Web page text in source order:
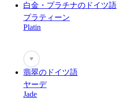
白金・プラチナのドイツ語
プラティーン
Platin
♥
翡翠のドイツ語
ヤーデ
Jade